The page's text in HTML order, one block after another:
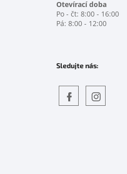
Otevírací doba
Po - čt: 8:00 - 16:00
Pá: 8:00 - 12:00
Sledujte nás: